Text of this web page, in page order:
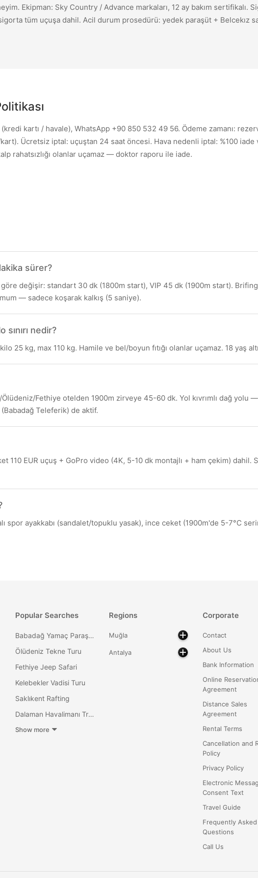
Ekipman: Sky Country / Advance markaları, 12 ay bakım sertifikalı.
tüm uçuşa dahil. Acil durum prosedürü: yedek paraşüt + Belcekız
kartı / havale), WhatsApp +90 850 532 49 56. Ödeme zamanı:
Ücretsiz iptal: uçuştan 24 saat öncesi. Hava nedenli iptal: %100 iade
rahatsızlığı olanlar uçamaz — doktor raporu ile iade.
sürer?
değişir: standart 30 dk (1800m start), VIP 45 dk (1900m start).
— sadece koşarak kalkış (5 saniye).
nedir?
25 kg, max 110 kg. Hamile ve bel/boyun fıtığı olanlar uçamaz. 18 yaş
Fethiye otelden 1900m zirveye 45-60 dk. Yol kıvrımlı dağ yolu
Teleferik) de aktif.
110 EUR uçuş + GoPro video (4K, 5-10 dk montajlı + ham çekim) dahil.
spor ayakkabı (sandalet/topuklu yasak), ince ceket (1900m'de 5-7°C
Popular Searches
Babadağ Yamaç Paraşütü
Ölüdeniz Tekne Turu
Fethiye Jeep Safari
Kelebekler Vadisi Turu
Saklıkent Rafting
Dalaman Havalimanı Transfer
Show more
Regions
Muğla
Antalya
Corporate
Contact
About Us
Bank Information
Online
Agreement
Distance Sales
Agreement
Rental Terms
Cancellation and
Policy
Privacy Policy
Electronic
Consent Text
Travel Guide
Frequently Asked
Questions
Call Us